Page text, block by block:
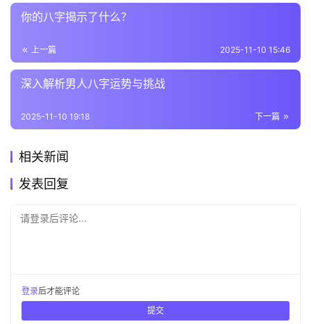
你的八字揭示了什么？
上一篇 2025-11-10 15:46
深入解析男人八字运势与挑战
下一篇
2025-11-10 19:18
相关新闻
发表回复
请登录后评论...
登录后才能评论
提交